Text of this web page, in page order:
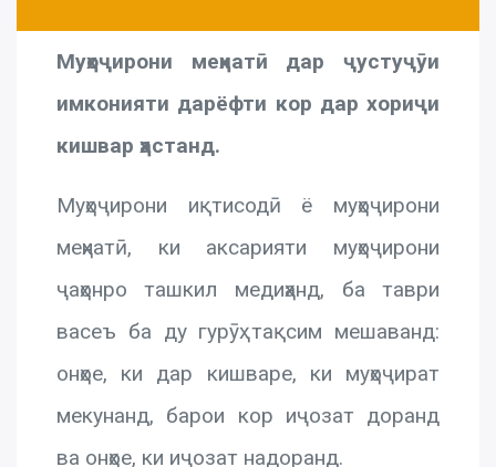
Муҳоҷирони меҳнатӣ дар ҷустуҷӯи
имконияти дарёфти кор дар хориҷи
кишвар ҳастанд.
Муҳоҷирони иқтисодӣ ё муҳоҷирони
меҳнатӣ, ки аксарияти муҳоҷирони
ҷаҳонро ташкил медиҳанд, ба таври
васеъ ба ду гурӯҳ тақсим мешаванд:
онҳое, ки дар кишваре, ки муҳоҷират
мекунанд, барои кор иҷозат доранд
ва онҳое, ки иҷозат надоранд.